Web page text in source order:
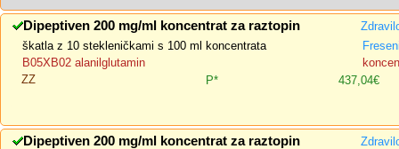
Dipeptiven 200 mg/ml koncentrat za raztopin
škatla z 10 stekleničkami s 100 ml koncentrata
B05XB02 alanilglutamin
ZZ
P* 437,04€
Dipeptiven 200 mg/ml koncentrat za raztopin